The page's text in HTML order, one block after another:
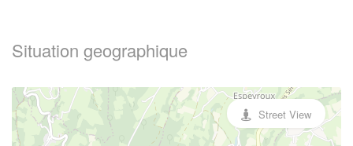
Situation geographique
Street View